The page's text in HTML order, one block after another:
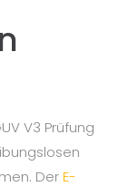
V3 Prüfung
DerE-